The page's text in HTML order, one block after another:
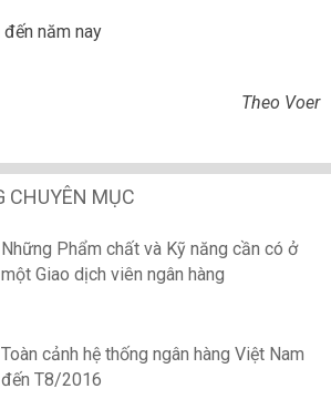
năm nay
Theo Voer
CHUYÊN MỤC
Những Phẩm chất và Kỹ năng cần có ở
một Giao dịch viên ngân hàng
Toàn cảnh hệ thống ngân hàng Việt Nam
đến T8/2016